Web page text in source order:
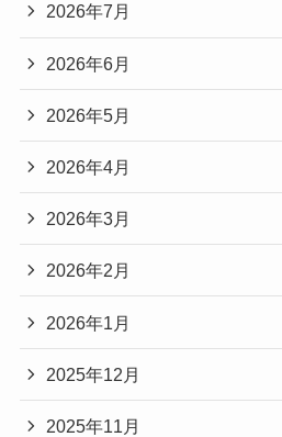
2026年7月
2026年6月
2026年5月
2026年4月
2026年3月
2026年2月
2026年1月
2025年12月
2025年11月